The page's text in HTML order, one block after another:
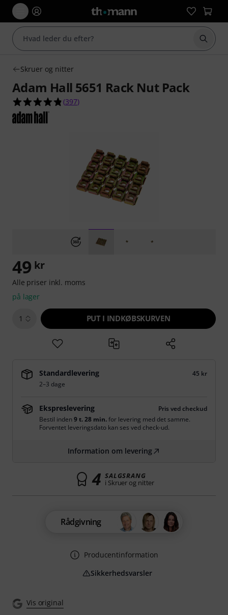
Start
Skruer og nitter
Adam Hall 5651 Rack Nut Pack
4.8 ud af 5 stjerner fra 397 kundebedømmelser
(397)
Vis original
49 kr
Alle priser inkl. moms
på lager
1 PUT I INDKØBSKURVEN
Standardlevering
45 kr
2–3 dage
Ekspreslevering
Pris ved checkud
Bestil inden9 t. 28 min.for levering med det samme.
Forventet leveringsdato kan ses ved check-ud.
Information om levering
4 SALGSRANG
i Skruer og nitter
Rådgivning
Producentinformation
Sikkerhedsvarsler